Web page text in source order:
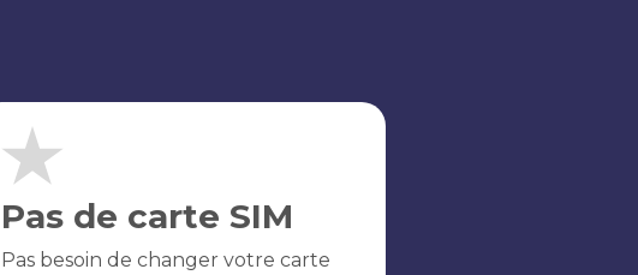
Pas de carte SIM
Pas besoin de changer votre carte